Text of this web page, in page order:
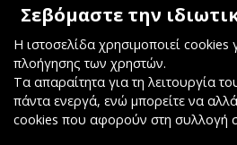
Copyright ©Κοσμάς Audio Video
Σεβόμαστε την
Η ιστοσελίδα χρησιμοποιεί cookies
πλοήγησης των χρηστών.
Τα απαραίτητα για τη λειτουργία
πάντα ενεργά, ενώ μπορείτε να
cookies που αφορούν στη συλλογή